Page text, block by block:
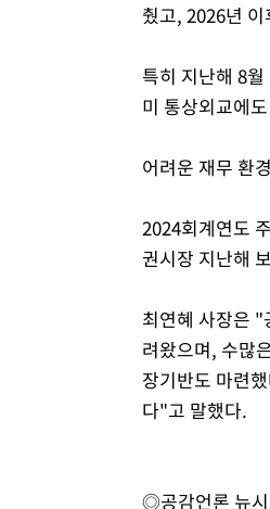
췄고, 2026년
특히 지난해 8
미 통상외교에
어려운 재무 환
2024회계연도
권시장 지난해
최연혜 사장은 "
려왔으며, 수많
장기반도 마련
다"고 말했다.
◎공감언론 뉴